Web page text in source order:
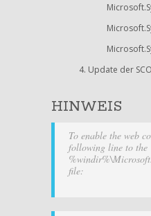
Update der
HINWEIS
To enable the web
following line to the
file: